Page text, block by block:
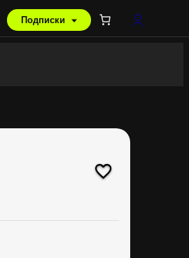
Подписки